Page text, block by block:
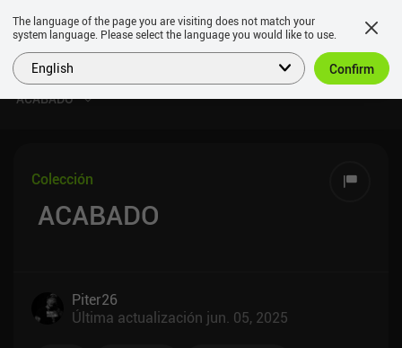
️ ACABADO ️
Colección
️ ACABADO ️
Piter26
Última actualización jun. 05, 2025
The language of the page you are visiting does not match your
system language. Please select the language you would like to use.
English Confirm